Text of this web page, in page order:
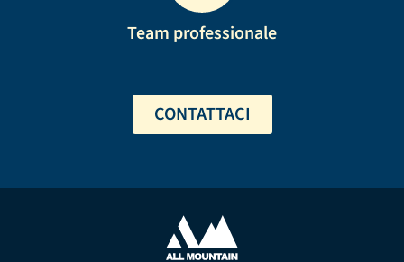
Team professionale
CONTATTACI